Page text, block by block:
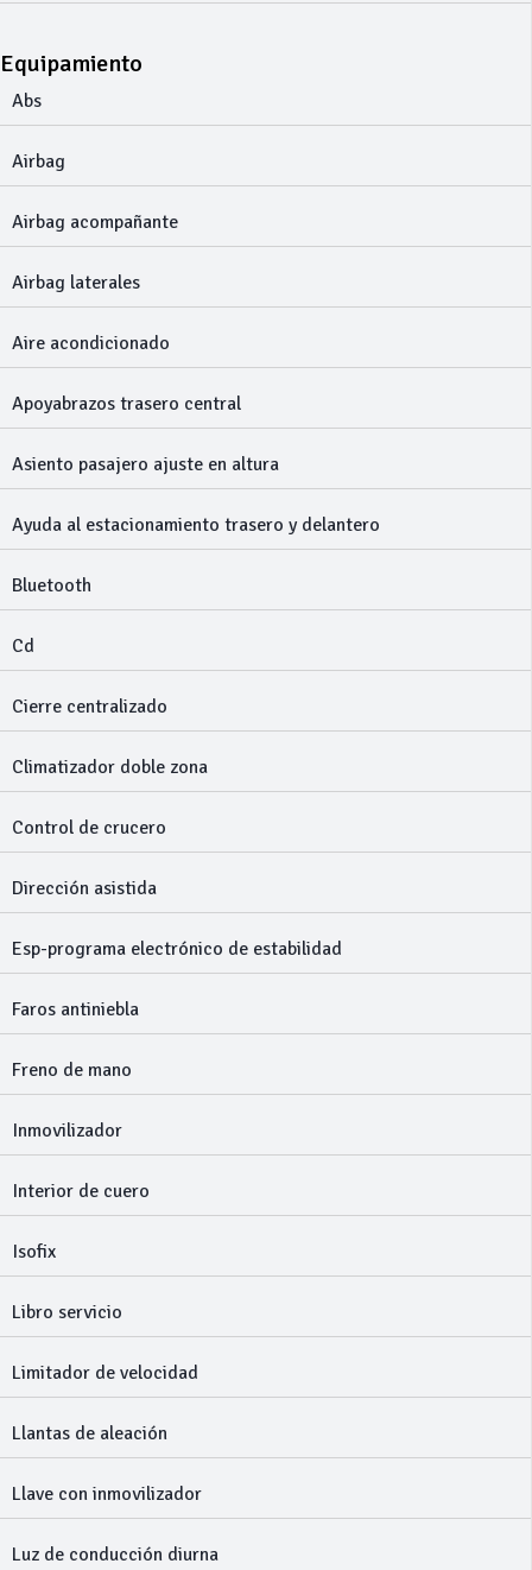
Equipamiento
Abs
Airbag
Airbag acompañante
Airbag laterales
Aire acondicionado
Apoyabrazos trasero central
Asiento pasajero ajuste en altura
Ayuda al estacionamiento trasero y delantero
Bluetooth
Cd
Cierre centralizado
Climatizador doble zona
Control de crucero
Dirección asistida
Esp-programa electrónico de estabilidad
Faros antiniebla
Freno de mano
Inmovilizador
Interior de cuero
Isofix
Libro servicio
Limitador de velocidad
Llantas de aleación
Llave con inmovilizador
Luz de conducción diurna